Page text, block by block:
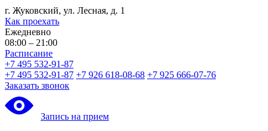
г. Жуковский, ул. Лесная, д. 1
Как проехать
Ежедневно
08:00 – 21:00
Расписание
+7 495 532-91-87
+7 495 532-91-87 +7 926 618-08-68 +7 925 666-07-76
Заказать звонок
Запись на прием